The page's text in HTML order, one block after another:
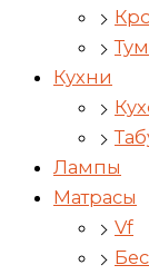
Кухни
Лампы
Матрасы
Vf